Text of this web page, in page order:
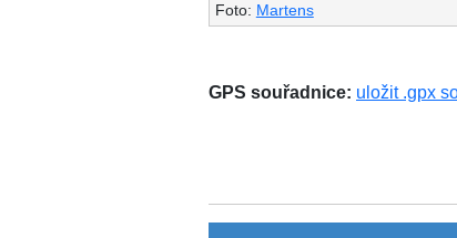
Foto: Martens
GPS souřadnice: uložit .gpx